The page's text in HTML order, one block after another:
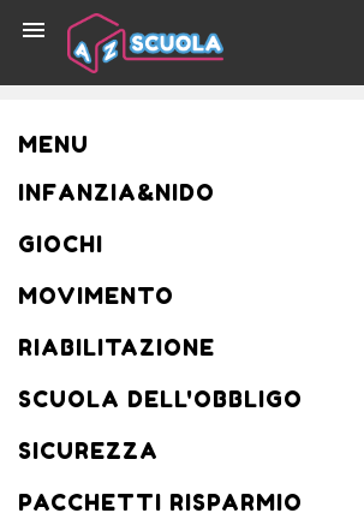

MENU
INFANZIA&NIDO
GIOCHI
MOVIMENTO
RIABILITAZIONE
SCUOLA DELL'OBBLIGO
SICUREZZA
PACCHETTI RISPARMIO